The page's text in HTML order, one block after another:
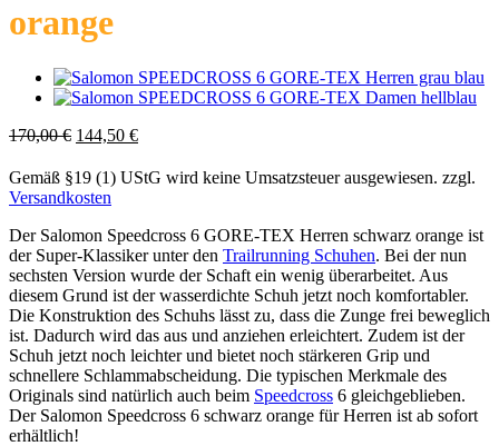
orange
170,00€ Ursprünglicher
war:
170,00 €
144,50 €Aktueller
ist:
Gemäß §19 (1) UStG wird keine Umsatzsteuer ausgewiesen. zzgl.
Versandkosten
Der Salomon Speedcross 6 GORE-TEX Herren schwarz orange ist
der Super-Klassiker unter den Trailrunning Schuhen. Bei der nun
sechsten Version wurde der Schaft ein wenig überarbeitet. Aus
diesem Grund ist der wasserdichte Schuh jetzt noch komfortabler.
Die Konstruktion des Schuhs lässt zu, dass die Zunge frei beweglich
ist. Dadurch wird das aus und anziehen erleichtert. Zudem ist der
Schuh jetzt noch leichter und bietet noch stärkeren Grip und
schnellere Schlammabscheidung. Die typischen Merkmale des
Originals sind natürlich auch beim Speedcross 6 gleichgeblieben.
Der Salomon Speedcross 6 schwarz orange für Herren ist ab sofort
erhältlich!